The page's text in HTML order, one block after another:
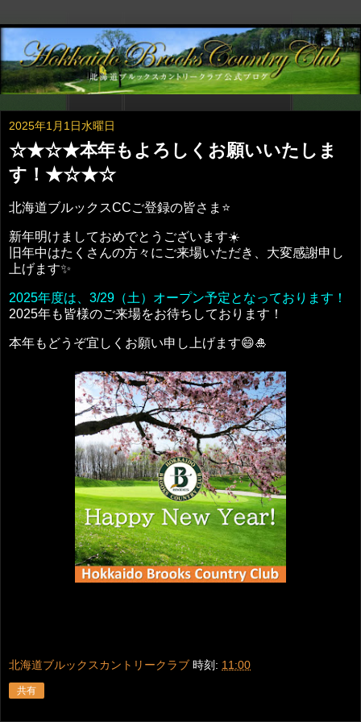
2025年1月1日水曜日
☆★☆★本年もよろしくお願いいたしま
す！★☆★☆
北海道ブルックスCCご登録の皆さま⭐
新年明けましておめでとうございます☀️
旧年中はたくさんの方々にご来場いただき、大変感謝申し
上げます✨
2025年度は、3/29（土）オープン予定となっております！
2025年も皆様のご来場をお待ちしております！
本年もどうぞ宜しくお願い申し上げます😄🎍
北海道ブルックスカントリークラブ 時刻: 11:00
共有